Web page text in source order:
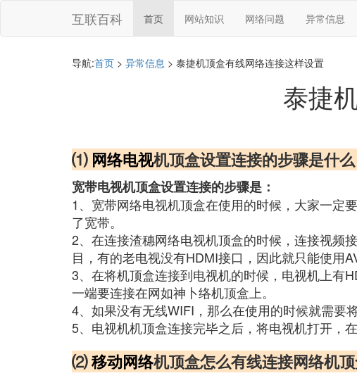
互联百科 首页 网站知识 网络问题 异常信息
导航:首页 > 异常信息 > 泰捷机顶盒有线网络连接这样设置
泰捷
⑴ 网络电视机顶盒设置连接的步骤是什么
宽带电视机顶盒设置连接的步骤是：
1、宽带网络电视机顶盒在使用的时候，大家一定
了宽带。
2、在连接渣穗网络电视机顶盒的时候，连接视频
目，有的老电视没有HDMI接口，因此就只能使用
3、在将机顶盒连接到电视机的时候，电视机上有
一端要连接在网如神卜络机顶盒上。
4、如果没有无线WIFI，那么在使用的时候就需要
5、电视机机顶盒连接完毕之后，将电视机打开，
⑵移动网络机顶盒怎么有线连接网络机